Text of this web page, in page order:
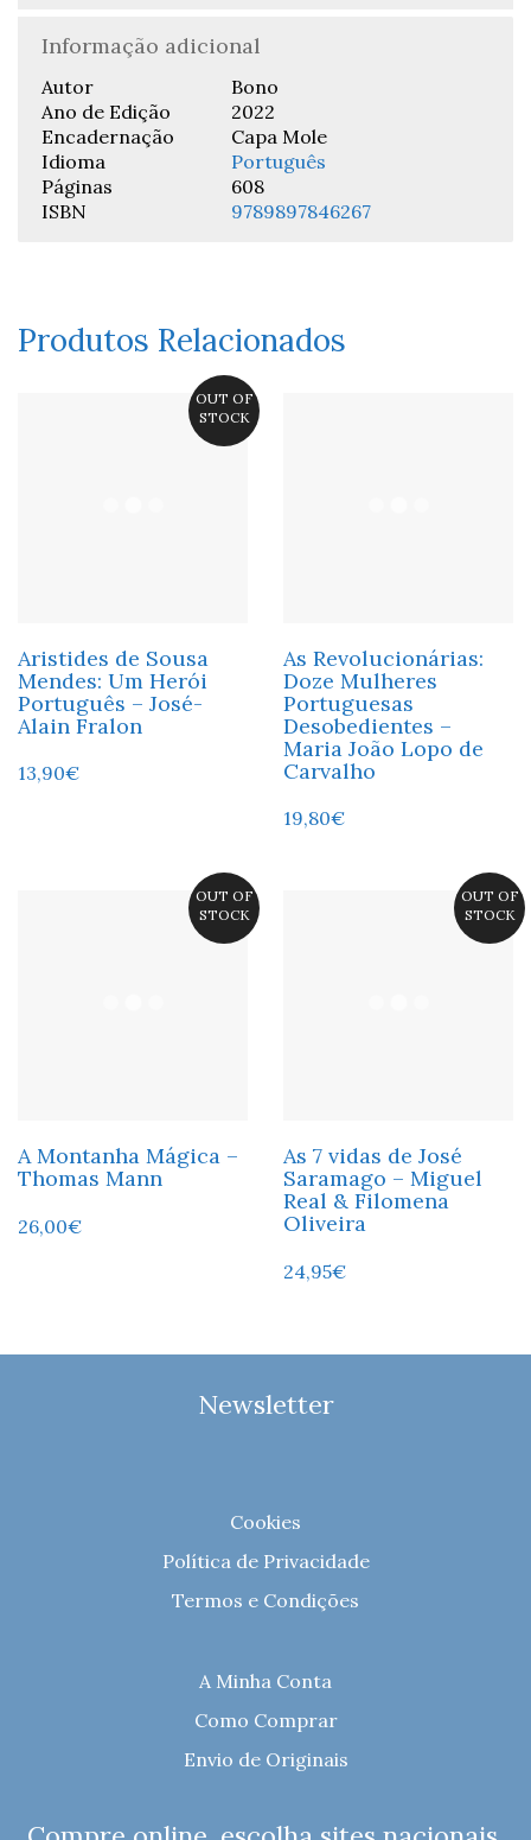
Informação adicional
Autor
Bono
Ano de Edição
2022
Encadernação
Capa Mole
Idioma
Português
Páginas
608
ISBN
9789897846267
Produtos Relacionados
OUT OF
STOCK
Aristides de Sousa
Mendes: Um Herói
Português – José-
Alain Fralon
13,90€
As Revolucionárias:
Doze Mulheres
Portuguesas
Desobedientes –
Maria João Lopo de
Carvalho
19,80€
OUT OF
STOCK
A Montanha Mágica –
Thomas Mann
26,00€
OUT OF
STOCK
As 7 vidas de José
Saramago – Miguel
Real & Filomena
Oliveira
24,95€
Newsletter
Cookies
Política de Privacidade
Termos e Condições
A Minha Conta
Como Comprar
Envio de Originais